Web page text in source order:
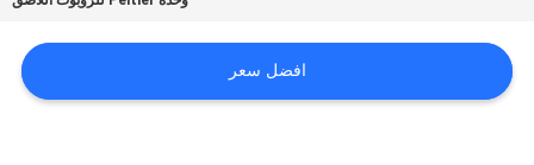
جميع
القضايا
افضل سعر